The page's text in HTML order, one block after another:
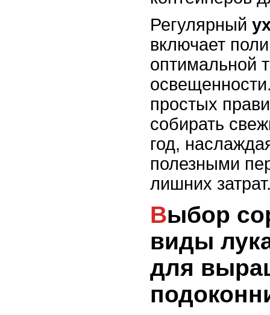
Регулярный
включает
оптимальной
простых
собирать
год,
полезными
лишних
Выбор сорта: какие
виды
для